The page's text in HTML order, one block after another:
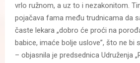
vrlo ružnom, a uz to i nezakonitom.
pojačava fama među trudnicama da
časte lekara „dobro će proći na
babice, imaće bolje uslove”, što ne bi
– objasnila je predsednica Udruženja